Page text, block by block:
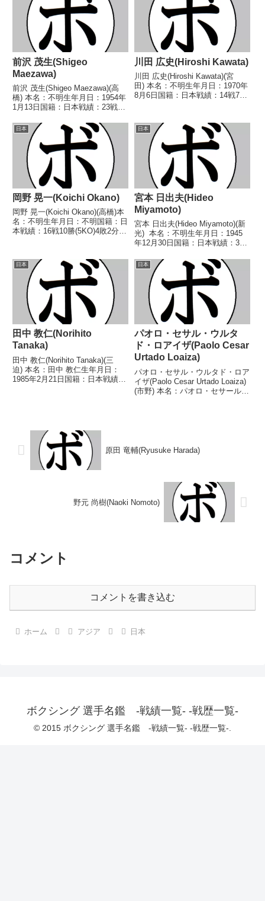
前沢 茂生(Shigeo
Maezawa)
前沢 茂生(Shigeo Maezawa)(高
橋) 本名：不明生年月日：1954年
1月13日国籍：日本戦績：23戦9
ル】なし 【戦歴】1972/05/18
●4R判定 (採点不明) 佐藤 一美
(新光)19...
川田 広史(Hiroshi Kawata)
川田 広史(Hiroshi Kawata)(宮
田) 本名：不明生年月日：1970年
8月6日国籍：日本戦績：14戦7勝
○1RKO 鈴木 雄二(ファイティン
グ原田)■19...
日本
岡野 晃一(Koichi Okano)
岡野 晃一(Koichi Okano)(高橋)本
名：不明生年月日：不明国籍：日
本戦績：16戦10勝(5KO)4敗2分
一(体育)1946/08/03 ○2RTKO
宮本 ...
日本
宮本 日出夫(Hideo
Miyamoto)
宮本 日出夫(Hideo Miyamoto)(新
光) 本名：不明生年月日：1945
年12月30日国籍：日本戦績：38
トル】なし 【戦歴】
1963/07/07 ○4R判定 (採点不
明) 西 武範(...
日本
田中 教仁(Norihito
Tanaka)
田中 教仁(Norihito Tanaka)(三
迫) 本名：田中 教仁生年月日：
1985年2月21日国籍：日本戦績：
日本
パオロ・セサル・ウルタ
ド・ロアイザ(Paolo Cesar
Urtado Loaiza)
パオロ・セサル・ウルタド・ロア
イザ(Paolo Cesar Urtado Loaiza)
(市野) 本名：パオロ・セサール・
原田 竜輔(Ryusuke Harada)
野元 尚樹(Naoki Nomoto)
コメント
コメントを書き込む
ホーム アジア 日本
ボクシング 選手名鑑 -戦績一覧- -戦歴一覧-
© 2015 ボクシング 選手名鑑 -戦績一覧- -戦歴一覧-.